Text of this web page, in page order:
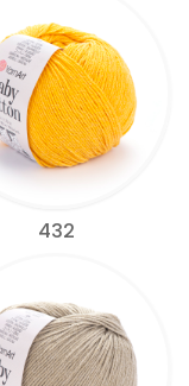
432